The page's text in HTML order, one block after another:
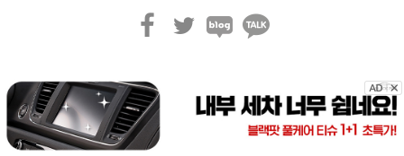
스
북